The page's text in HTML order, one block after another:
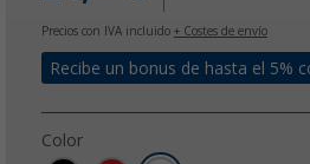
Precios con IVA incluido + Costes de envío
Recibe un bonus de hasta el 5%
Color